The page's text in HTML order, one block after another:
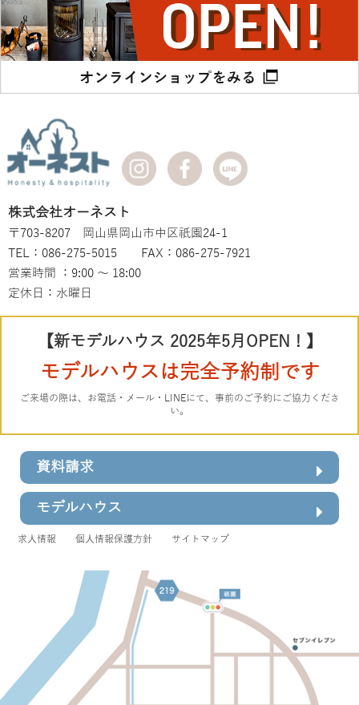
株式会社オーネスト
〒703-8207 岡山県岡山市中区祇園24-1
TEL：086-275-5015 FAX：086-275-7921
営業時間 ：9:00 ～ 18:00
定休日：水曜日
【新モデルハウス 2025年5月OPEN！】
モデルハウスは完全予約制です
ご来場の際は、お電話・メール・LINEにて、事前のご予約にご協力くださ
い。
資料請求
モデルハウス
求人情報 個人情報保護方針 サイトマップ